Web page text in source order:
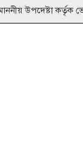
উপদেষ্টা কর্তৃক